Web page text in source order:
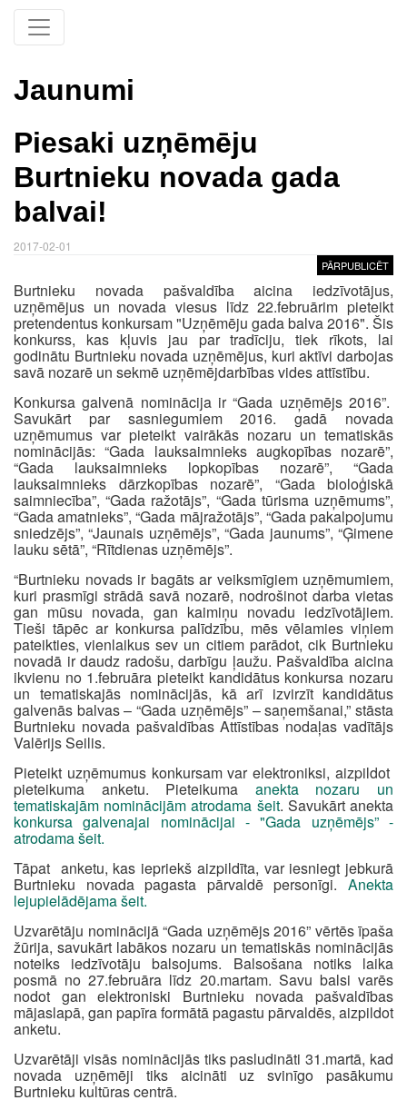
Jaunumi
Piesaki uzņēmēju
Burtnieku novada gada
balvai!
2017-02-01
PĀRPUBLICĒT
Burtnieku novada pašvaldība aicina iedzīvotājus,
uzņēmējus un novada viesus līdz 22.februārim pieteikt
pretendentus konkursam "Uzņēmēju gada balva 2016". Šis
konkurss, kas kļuvis jau par tradīciju, tiek rīkots, lai
godinātu Burtnieku novada uzņēmējus, kuri aktīvi darbojas
savā nozarē un sekmē uzņēmējdarbības vides attīstību.
Konkursa galvenā nominācija ir “Gada uzņēmējs 2016”.
Savukārt par sasniegumiem 2016. gadā novada
uzņēmumus var pieteikt vairākās nozaru un tematiskās
nominācijās: “Gada lauksaimnieks augkopības nozarē”,
“Gada lauksaimnieks lopkopības nozarē”, “Gada
lauksaimnieks dārzkopības nozarē”, “Gada bioloģiskā
saimniecība”, “Gada ražotājs”, “Gada tūrisma uzņēmums”,
“Gada amatnieks”, “Gada mājražotājs”, “Gada pakalpojumu
sniedzējs”, “Jaunais uzņēmējs”, “Gada jaunums”, “Ģimene
lauku sētā”, “Rītdienas uzņēmējs”.
“Burtnieku novads ir bagāts ar veiksmīgiem uzņēmumiem,
kuri prasmīgi strādā savā nozarē, nodrošinot darba vietas
gan mūsu novada, gan kaimiņu novadu iedzīvotājiem.
Tieši tāpēc ar konkursa palīdzību, mēs vēlamies viņiem
pateikties, vienlaikus sev un citiem parādot, cik Burtnieku
novadā ir daudz radošu, darbīgu ļaužu. Pašvaldība aicina
ikvienu no 1.februāra pieteikt kandidātus konkursa nozaru
un tematiskajās nominācijās, kā arī izvirzīt kandidātus
galvenās balvas – “Gada uzņēmējs” – saņemšanai,” stāsta
Burtnieku novada pašvaldības Attīstības nodaļas vadītājs
Valērijs Seilis.
Pieteikt uzņēmumus konkursam var elektroniksi, aizpildot
pieteikuma anketu. Pieteikuma anekta nozaru un
tematiskajām nominācijām atrodama šeit. Savukārt anekta
konkursa galvenajai nominācijai - "Gada uzņēmējs” -
atrodama šeit.
Tāpat anketu, kas iepriekš aizpildīta, var iesniegt jebkurā
Burtnieku novada pagasta pārvaldē personīgi.Anekta
lejupielādējama šeit.
Uzvarētāju nominācijā “Gada uzņēmējs 2016” vērtēs īpaša
žūrija, savukārt labākos nozaru un tematiskās nominācijās
noteiks iedzīvotāju balsojums. Balsošana notiks laika
posmā no 27.februāra līdz 20.martam. Savu balsi varēs
nodot gan elektroniski Burtnieku novada pašvaldības
mājaslapā, gan papīra formātā pagastu pārvaldēs, aizpildot
anketu.
Uzvarētāji visās nominācijās tiks pasludināti 31.martā, kad
novada uzņēmēji tiks aicināti uz svinīgo pasākumu
Burtnieku kultūras centrā.